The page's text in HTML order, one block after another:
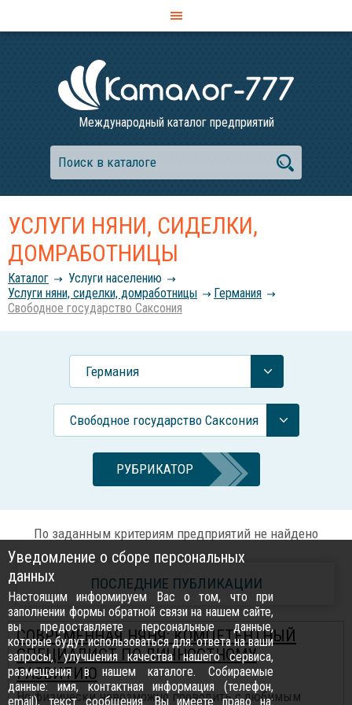
Международный каталог предприятий
УСЛУГИ НЯНИ, СИДЕЛКИ,
ДОМРАБОТНИЦЫ
Каталог
Услуги населению
Услуги няни, сиделки, домработницы
Германия
Свободное государство Саксония
Германия
Свободное государство Саксония
РУБРИКАТОР
По заданным критериям предприятий не найдено
ПОСЛЕДНИЕ ПУБЛИКАЦИИ
СОВРЕМЕННАЯ НЯНЯ: КОМПЕТЕНТНЫЙ
СПЕЦИАЛИСТ ПО ЛИЧНОСТНОМУ
РАЗВИТИЮ
Но физически невозможно проводить с любимым
Уведомление о сборе персональных
данных
Настоящим информируем Вас о том, что при
заполнении формы обратной связи на нашем сайте,
вы предоставляете персональные данные,
которые будут использоваться для: ответа на ваши
запросы, улучшения качества нашего сервиса,
размещения в нашем каталоге. Собираемые
данные: имя, контактная информация (телефон,
email), текст сообщения. Вы имеете право на: